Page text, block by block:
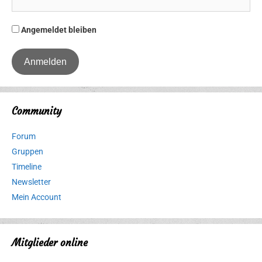
Angemeldet bleiben
Community
Forum
Gruppen
Timeline
Newsletter
Mein Account
Mitglieder online